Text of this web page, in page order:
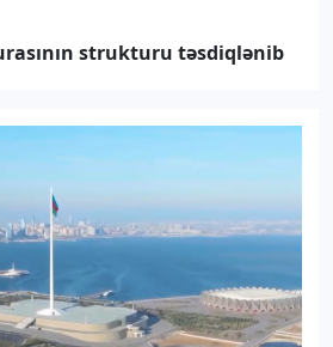
strukturu təsdiqlənib